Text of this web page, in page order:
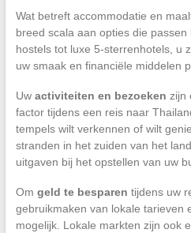
Wat betreft accommodatie en
breed scala aan opties die
hostels tot luxe 5-sterrenhotels, u
uw smaak en financiële middelen
Uw activiteiten en bezoeken zijn
factor tijdens een reis naar
tempels wilt verkennen of wilt
stranden in het zuiden van het
uitgaven bij het opstellen van uw
Om geld te besparen tijdens uw
gebruikmaken van lokale tarieven
mogelijk. Lokale markten zijn ook